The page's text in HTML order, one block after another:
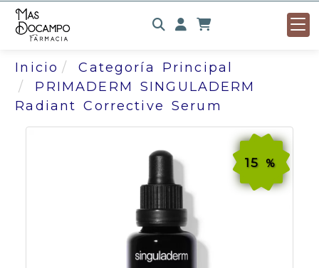
Identifícate
Inicio
Categoría Principal
PRIMADERM SINGULADERM
Radiant Corrective Serum
15 %